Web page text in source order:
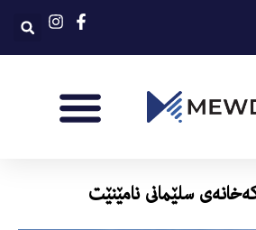
سلێمانى نامێنێت